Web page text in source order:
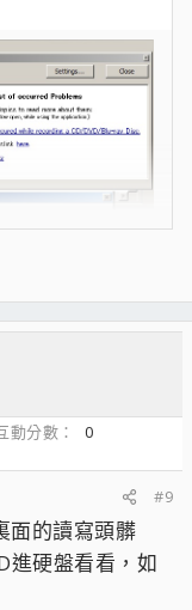
個月壞
動分數
0
#9
面的讀寫頭髒
進硬盤看看，如